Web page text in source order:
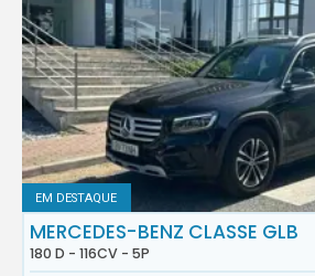
EM DESTAQUE
MERCEDES-BENZ CLASSE GLB
180 D - 116CV - 5P